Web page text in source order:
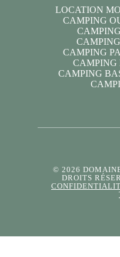
LOCATION
CAMPING
CAMPING
CAMPING
CAMPING
© 2026
DROITS